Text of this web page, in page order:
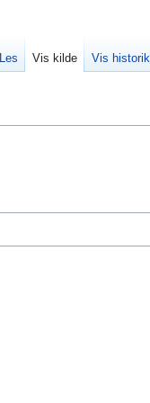
Les Vis kilde Vis